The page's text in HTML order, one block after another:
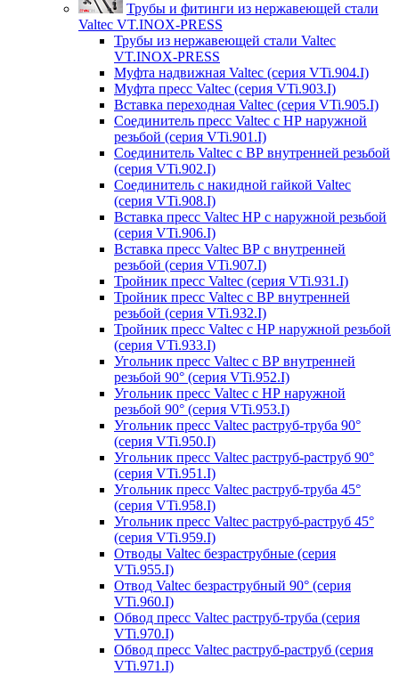
Трубы и фитинги из нержавеющей стали
Valtec VT.INOX-PRESS
Трубы из нержавеющей стали Valtec
VT.INOX-PRESS
Муфта надвижная Valtec (серия VTi.904.I)
Муфта пресс Valtec (серия VTi.903.I)
Вставка переходная Valtec (серия VTi.905.I)
Соединитель пресс Valtec с НР наружной
резьбой (серия VTi.901.I)
Соединитель Valtec с ВР внутренней резьбой
(серия VTi.902.I)
Соединитель с накидной гайкой Valtec
(серия VTi.908.I)
Вставка пресс Valtec НР с наружной резьбой
(серия VTi.906.I)
Вставка пресс Valtec ВР с внутренней
резьбой (серия VTi.907.I)
Тройник пресс Valtec (серия VTi.931.I)
Тройник пресс Valtec с ВР внутренней
резьбой (серия VTi.932.I)
Тройник пресс Valtec с НР наружной резьбой
(серия VTi.933.I)
Угольник пресс Valtec с ВР внутренней
резьбой 90° (серия VTi.952.I)
Угольник пресс Valtec с НР наружной
резьбой 90° (серия VTi.953.I)
Угольник пресс Valtec раструб-труба 90°
(серия VTi.950.I)
Угольник пресс Valtec раструб-раструб 90°
(серия VTi.951.I)
Угольник пресс Valtec раструб-труба 45°
(серия VTi.958.I)
Угольник пресс Valtec раструб-раструб 45°
(серия VTi.959.I)
Отводы Valtec безраструбные (серия
VTi.955.I)
Отвод Valtec безраструбный 90° (серия
VTi.960.I)
Обвод пресс Valtec раструб-труба (серия
VTi.970.I)
Обвод пресс Valtec раструб-раструб (серия
VTi.971.I)